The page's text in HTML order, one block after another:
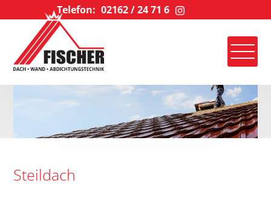
Telefon: 02162 / 24 71 6
Steildach